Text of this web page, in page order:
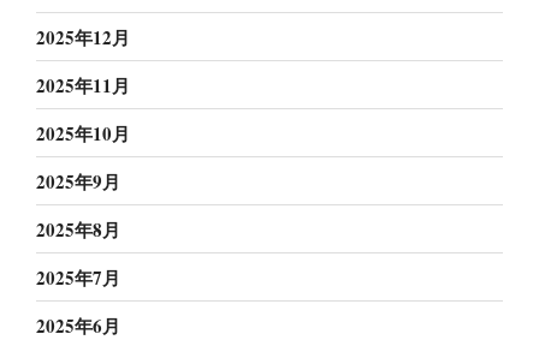
2025年12月
2025年11月
2025年10月
2025年9月
2025年8月
2025年7月
2025年6月